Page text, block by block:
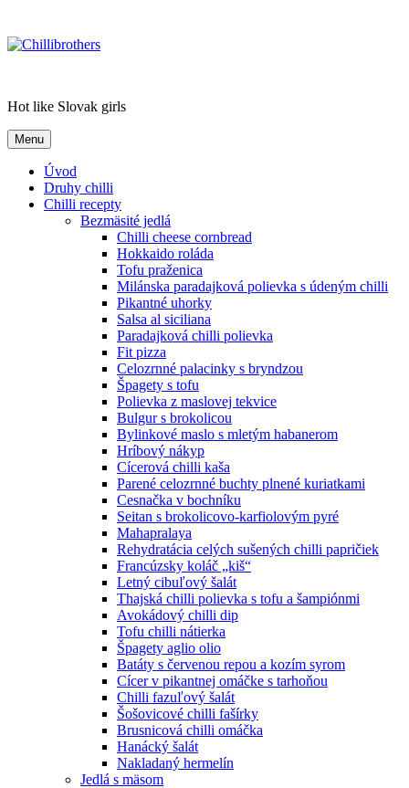
Hot like Slovak girls
Menu
Úvod
Druhy chilli
Chilli recepty
Bezmäsité jedlá
Chilli cheese cornbread
Hokkaido roláda
Tofu praženica
Milánska paradajková polievka s údeným chilli
Pikantné uhorky
Salsa al siciliana
Paradajková chilli polievka
Fit pizza
Celozrnné palacinky s bryndzou
Špagety s tofu
Polievka z maslovej tekvice
Bulgur s brokolicou
Bylinkové maslo s mletým habanerom
Hríbový nákyp
Cícerová chilli kaša
Parené celozrnné buchty plnené kuriatkami
Cesnačka v bochníku
Seitan s brokolicovo-karfiolovým pyré
Mahapralaya
Rehydratácia celých sušených chilli papričiek
Francúzsky koláč „kiš“
Letný cibuľový šalát
Thajská chilli polievka s tofu a šampiónmi
Avokádový chilli dip
Tofu chilli nátierka
Špagety aglio olio
Batáty s červenou repou a kozím syrom
Cícer v pikantnej omáčke s tarhoňou
Chilli fazuľový šalát
Šošovicové chilli fašírky
Brusnicová chilli omáčka
Hanácký šalát
Nakladaný hermelín
Jedlá s mäsom